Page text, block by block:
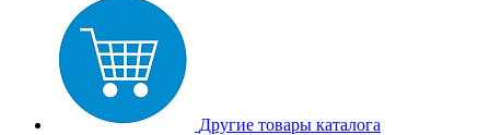
Другие товары каталога